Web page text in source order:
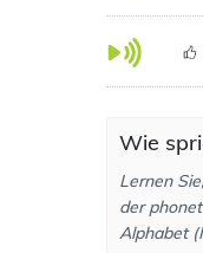
Wie
Lernen
der
Alphabet